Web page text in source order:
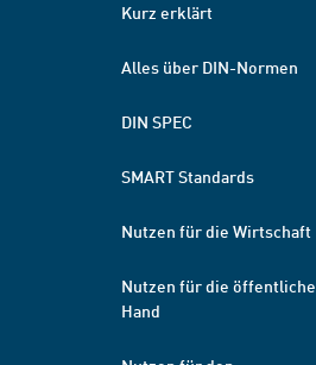
Kurz erklärt
Alles über DIN-Normen
DIN SPEC
SMART Standards
Nutzen für die Wirtschaft
Nutzen für die öffentliche
Hand